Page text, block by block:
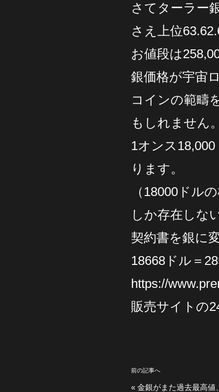
さてターラー
さえ上位
お値段は
銀価格が宇宙
コインの範疇
もしれません
1オンス
ります。
（18000ドル
しか存在しな
契約書を銀に
18668ドル＝
https://
販売サイトの
前の記事へ
« 金銀がまた過去最高値